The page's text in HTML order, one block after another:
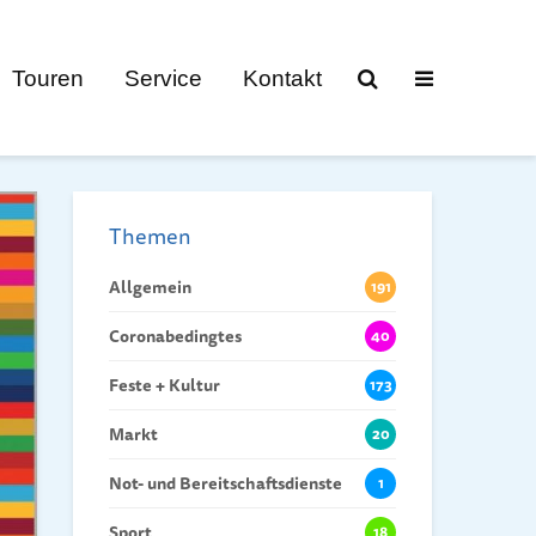
Touren Service Kontakt
Themen
Allgemein 191
Coronabedingtes 40
Feste + Kultur 173
Markt 20
Not- und Bereitschaftsdienste 1